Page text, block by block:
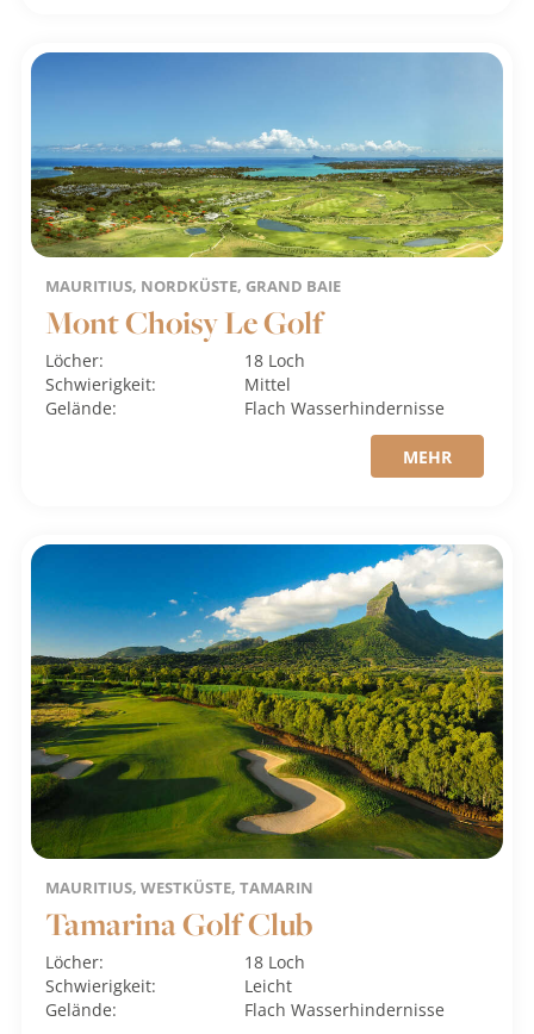
MAURITIUS, NORDKÜSTE, GRAND BAIE
Mont Choisy Le Golf
Löcher:
18 Loch
Schwierigkeit:
Mittel
Gelände:
FlachWasserhindernisse
MEHR
MAURITIUS, WESTKÜSTE, TAMARIN
Tamarina Golf Club
Löcher:
18 Loch
Schwierigkeit:
Leicht
Gelände:
FlachWasserhindernisse